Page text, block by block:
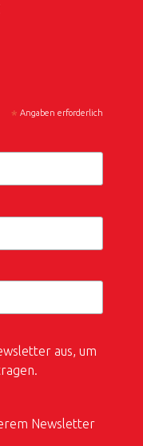
* Angaben erforderlich
aus, um
Newsletter